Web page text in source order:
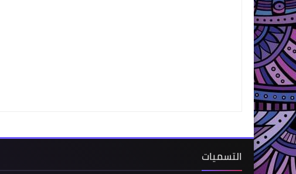
التسميات